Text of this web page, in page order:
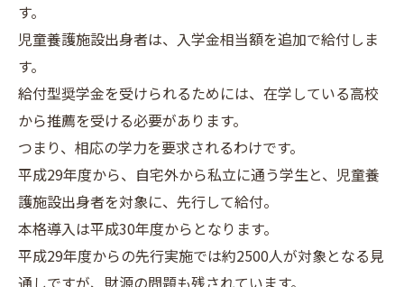
す。
児童養護施設出身者は、入学金相当額を追加で給付しま
す。
給付型奨学金を受けられるためには、在学している高校
から推薦を受ける必要があります。
つまり、相応の学力を要求されるわけです。
平成29年度から、自宅外から私立に通う学生と、児童養
護施設出身者を対象に、先行して給付。
本格導入は平成30年度からとなります。
平成29年度からの先行実施では約2500人が対象となる見
通しですが、財源の問題も残されています。